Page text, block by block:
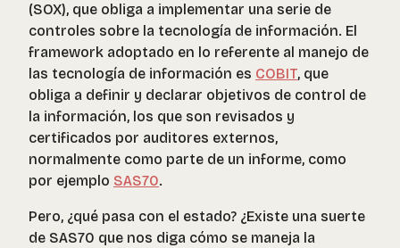
(SOX), que obliga a implementar una serie de
controles sobre la tecnología de información. El
framework adoptado en lo referente al manejo de
las tecnología de información es COBIT, que
obliga a definir y declarar objetivos de control de
la información, los que son revisados y
certificados por auditores externos,
normalmente como parte de un informe, como
por ejemplo SAS70.
Pero, ¿qué pasa con el estado? ¿Existe una suerte
de SAS70 que nos diga cómo se maneja la